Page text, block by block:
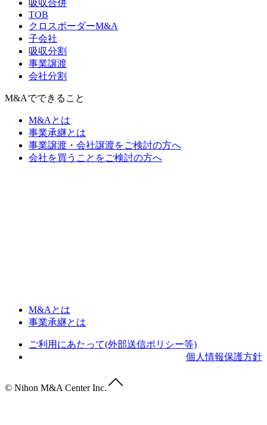
吸収合併
TOB
クロスボーダーM&A
子会社
吸収分割
事業譲渡
会社分割
M&Aでできること
M&Aとは
事業承継とは
事業譲渡・会社譲渡をご検討の方へ
会社を買うことをご検討の方へ
M&Aとは
事業承継とは
ご利用にあたって(外部送信ポリシー等)
個人情報保護方針
© Nihon M&A Center Inc.